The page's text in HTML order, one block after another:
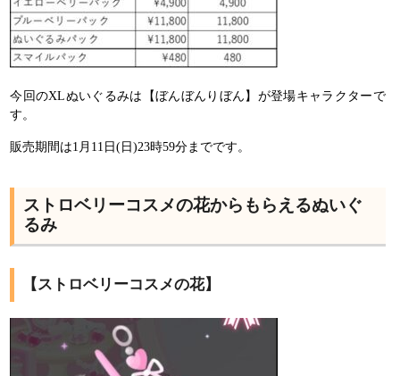
今回のXLぬいぐるみは【ぼんぼんりぼん】が登場キャラクターで
す。
販売期間は1月11日(日)23時59分までです。
ストロベリーコスメの花からもらえるぬいぐ
るみ
【ストロベリーコスメの花】